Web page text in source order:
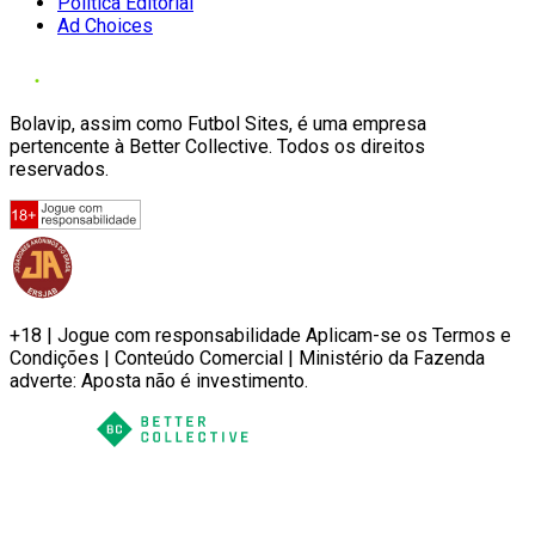
Ad Choices
Bolavip, assim como Futbol Sites, é uma empresa
pertencente à Better Collective. Todos os direitos
reservados.
+18 | Jogue com responsabilidade Aplicam-se os Termos e
Condições | Conteúdo Comercial | Ministério da Fazenda
adverte: Aposta não é investimento.